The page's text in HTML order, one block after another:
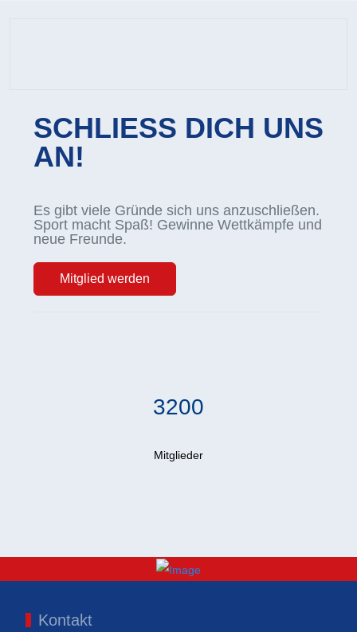
SCHLIESS DICH UNS
AN!
Es gibt viele Gründe sich uns anzuschließen.
Sport macht Spaß! Gewinne Wettkämpfe und
neue Freunde.
Mitglied werden
3200
Mitglieder
Kontakt